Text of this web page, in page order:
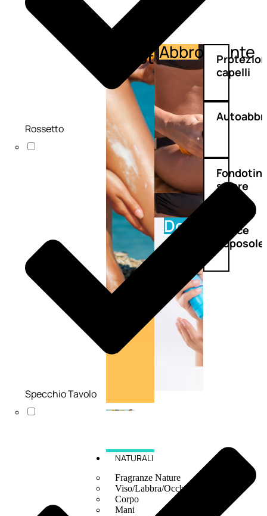
Protezione
Abbronzante
Doposole
capelli
solare
Docce
doposole
NATURALI
Fragranze Nature
Viso/Labbra/Occhi Nature
Corpo
Mani
Rossetto
Specchio Tavolo